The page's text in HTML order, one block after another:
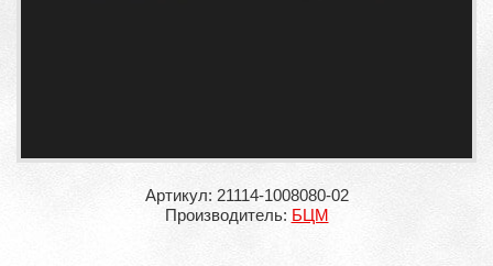
Артикул: 21114-1008080-02
Производитель: БЦМ